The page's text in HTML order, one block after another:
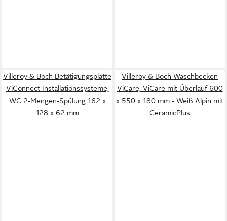
Villeroy & Boch Betätigungsplatte
ViConnect Installationssysteme,
WC 2-Mengen-Spülung 162 x
128 x 62 mm
Villeroy & Boch Waschbecken
ViCare, ViCare mit Überlauf 600
x 550 x 180 mm - Weiß Alpin mit
CeramicPlus